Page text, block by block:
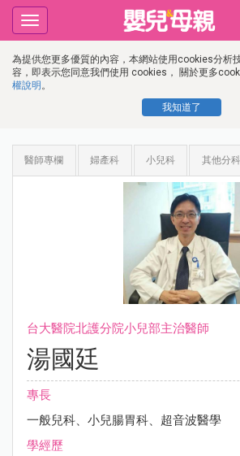
為提供您更多優質的內容，本網站使用cookies分析
容，即表示您同意我們使用 cookies， 關於更多
權說明 。
我知道了
Toggle
navigation
醫師專欄 婦產科 小兒科 其他分科
台大醫院北護分院小兒部主治醫師
湯國廷
專長
一般兒科、小兒腸胃科、超音波醫學
學經歷